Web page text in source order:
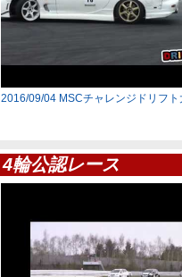
2016/09/04 MSCチャレンジドリフト
4輪公認レース